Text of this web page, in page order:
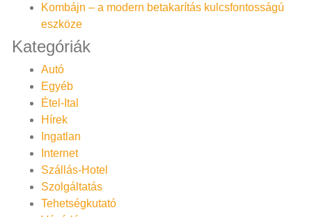
Kombájn – a modern betakarítás kulcsfontosságú
eszköze
Kategóriák
Autó
Egyéb
Étel-Ital
Hírek
Ingatlan
Internet
Szállás-Hotel
Szolgáltatás
Tehetségkutató